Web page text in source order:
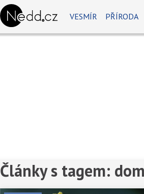
VESMÍR PŘÍRODA
Články s tagem: